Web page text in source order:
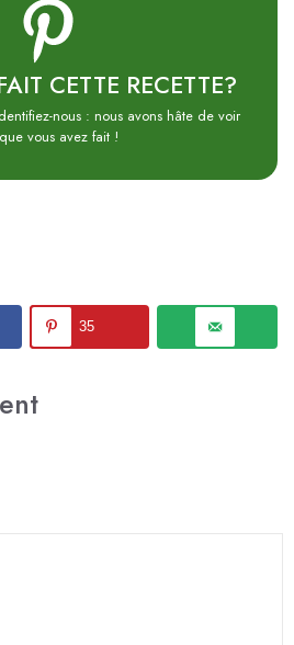
CETTE RECETTE?
nous : nous avons hâte de voir
vous avez fait !
35